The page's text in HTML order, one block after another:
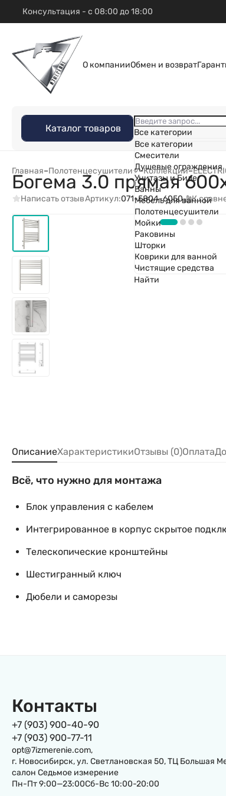
Консультация - с 08:00 до 18:00
О компанииОбмен и возврат
Каталог товаров
Все категории
Все категории
Смесители
Душевые ограждения
Унитазы и Биде
Ванны
Мебель для ванной
Полотенцесушители
Мойки
Раковины
Шторки
Коврики для ванной
Чистящие средства
Найти
Главная–Полотенцесушители –Коллекции–
Богема 3.0 прямая
Написать отзывАртикул:071-5804-6050 К
ОписаниеХарактеристикиОтзывы (0)Оплата
Всё, что нужно для монтажа
Блок управления с кабелем
Интегрированное в корпус скрытое
Телескопические кронштейны
Шестигранный ключ
Дюбели и саморезы
Контакты
+7 (903) 900-40-90
+7 (903) 900-77-11
opt@7izmerenie.com,
г. Новосибирск, ул. Светлановская 50, ТЦ Большая
салон Седьмое измерение
Пн-Пт 9:00—23:00Сб-Вс 10:00-20:00